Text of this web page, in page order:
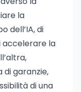
la
dell’IA, di
accelerare la
garanzie,
di una